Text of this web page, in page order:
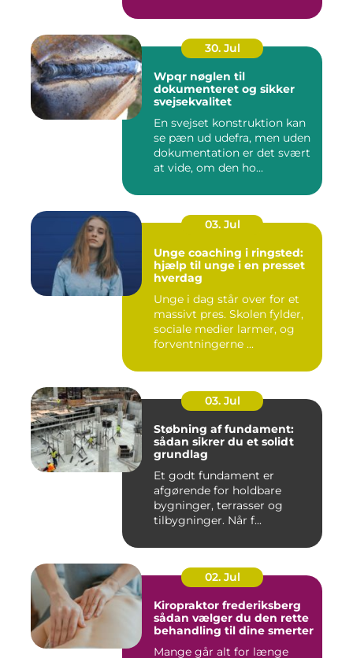
30. Jul
Wpqr nøglen til
dokumenteret og sikker
svejsekvalitet
En svejset konstruktion kan
se pæn ud udefra, men uden
dokumentation er det svært
at vide, om den ho...
03. Jul
Unge coaching i ringsted:
hjælp til unge i en presset
hverdag
Unge i dag står over for et
massivt pres. Skolen fylder,
sociale medier larmer, og
forventningerne ...
03. Jul
Støbning af fundament:
sådan sikrer du et solidt
grundlag
Et godt fundament er
afgørende for holdbare
bygninger, terrasser og
tilbygninger. Når f...
02. Jul
Kiropraktor frederiksberg
sådan vælger du den rette
behandling til dine smerter
Mange går alt for længe